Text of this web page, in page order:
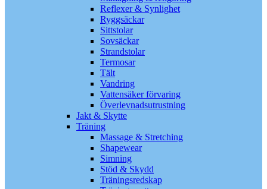
Reflexer & Synlighet
Ryggsäckar
Sittstolar
Sovsäckar
Strandstolar
Termosar
Tält
Vandring
Vattensäker förvaring
Överlevnadsutrustning
Jakt & Skytte
Träning
Massage & Stretching
Shapewear
Simning
Stöd & Skydd
Träningsredskap